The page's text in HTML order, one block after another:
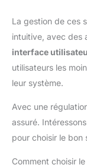
La gestion de ces
intuitive, avec des
interface
utilisateurs les
leur système.
Avec une
assuré.
pour choisir le bon
Comment choisir